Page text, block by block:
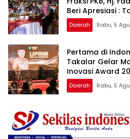
Beri Apresiasi :
Lentera
Apresiasi dan
Daerah Rabu, 5
Pertama di
Takalar Gelar
Inovasi Award
Penghargaan
Berprestasi
Daerah Rabu, 5